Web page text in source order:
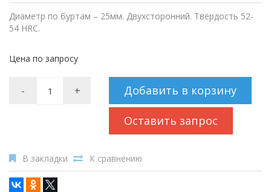
Диаметр по буртам – 25мм. Двухсторонний. Твёрдость 52-
54 HRC.
Цена по запросу
- + Добавить в корзину
Оставить запрос
В закладки К сравнению